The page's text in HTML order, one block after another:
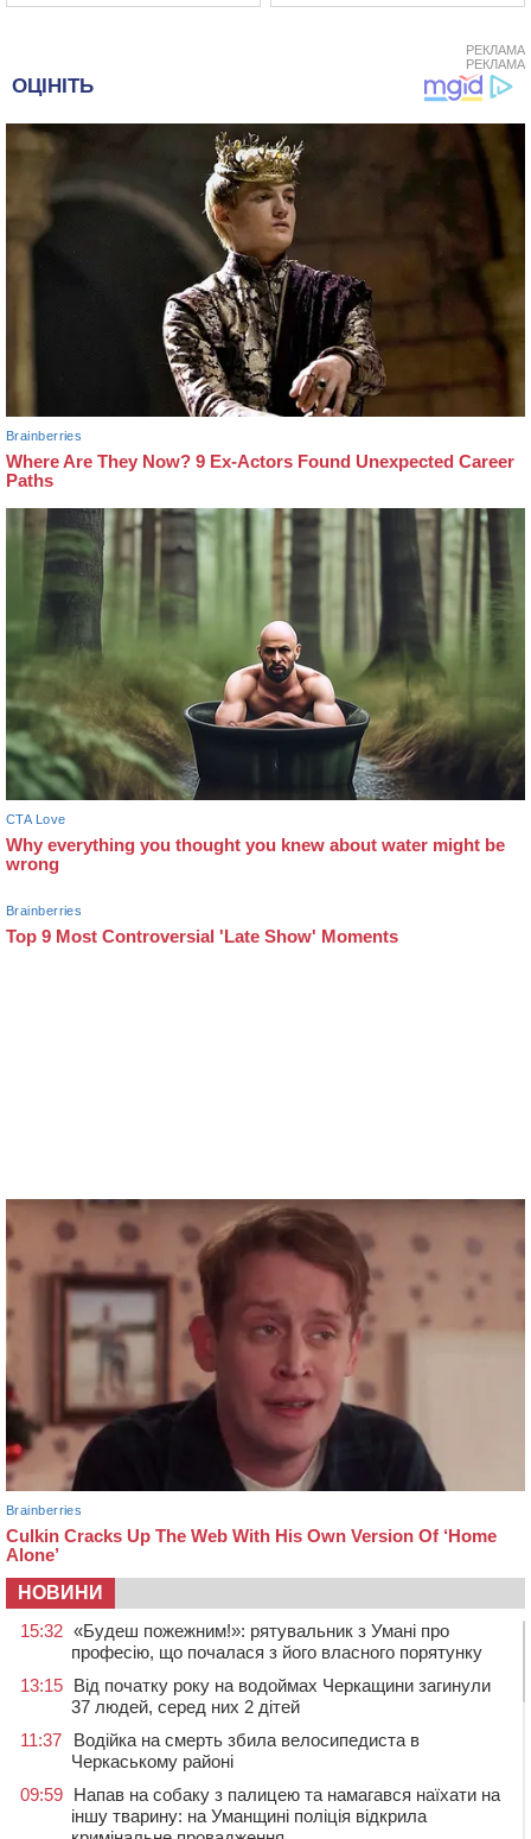
РЕКЛАМА
РЕКЛАМА
НОВИНИ
15:32 «Будеш пожежним!»: рятувальник з Умані про
професію, що почалася з його власного порятунку
13:15 Від початку року на водоймах Черкащини загинули
37 людей, серед них 2 дітей
11:37
Водійка на смерть збила велосипедиста в
Черкаському районі
09:59 Напав на собаку з палицею та намагався наїхати на
іншу тварину: на Уманщині поліція відкрила